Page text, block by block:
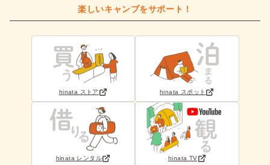
楽しいキャンプをサポート！
hinata ストア hinata スポット
hinata レンタル hinata TV